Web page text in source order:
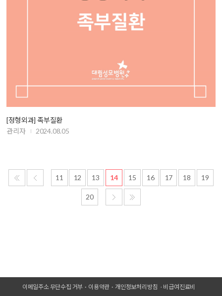
[정형외과] 족부질환
관리자
2024.08.05
11 12 13 14 15 16 17 18 19
20
이메일주소 무단수집 거부 이용약관 개인정보처리방침 비급여진료비